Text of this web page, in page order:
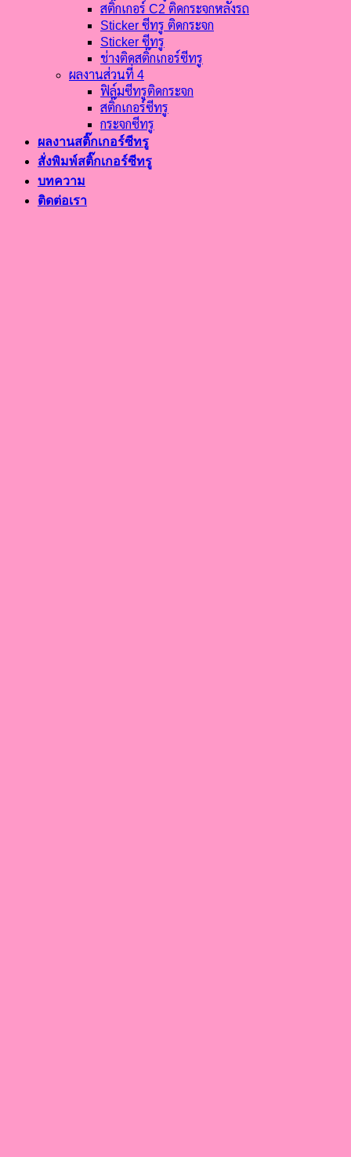
สติ๊กเกอร์ C2 ติดกระจกหลังรถ
Sticker ซีทรู ติดกระจก
Sticker ซีทรู
ช่างติดสติ๊กเกอร์ซีทรู
ผลงานส่วนที่ 4
ฟิล์มซีทรูติดกระจก
สติ๊กเกอร์ซีทรู
กระจกซีทรู
ผลงานสติ๊กเกอร์ซีทรู
สั่งพิมพ์สติ๊กเกอร์ซีทรู
บทความ
ติดต่อเรา